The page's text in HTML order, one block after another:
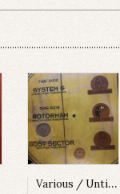
Various / Untitled [X-010][1996]